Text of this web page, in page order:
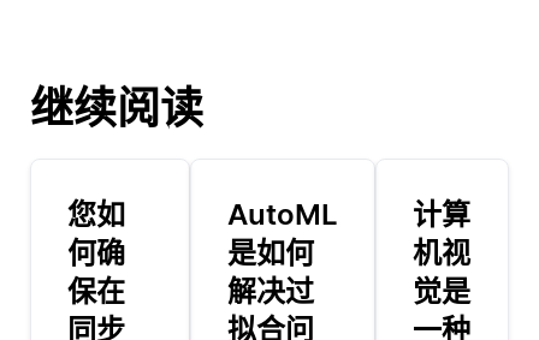
继续阅读
您如
何确
保在
同步
AutoML
是如何
解决过
拟合问
计算
机视
觉是
一种